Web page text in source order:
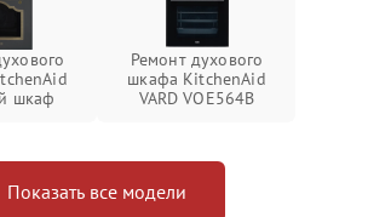
шкаф
Ремонт духового
шкафа KitchenAid
VARD VOE564B
Показать все модели